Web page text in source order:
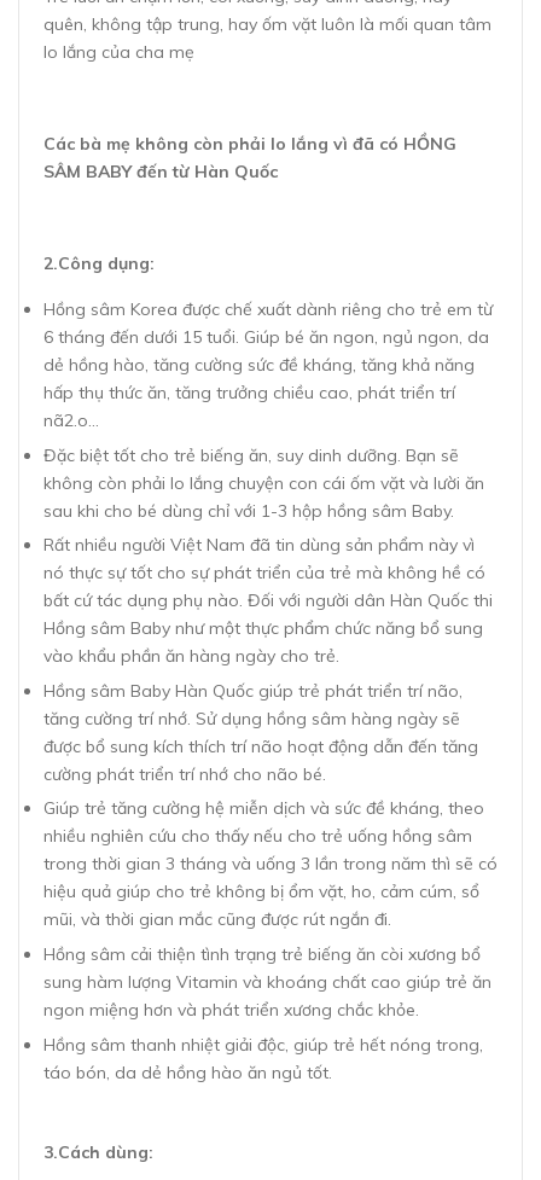
quên, không tập trung, hay ốm vặt luôn là mối quan tâm
lo lắng của cha mẹ
Các bà mẹ không còn phải lo lắng vì đã có HỒNG
SÂM BABY đến từ Hàn Quốc
2.Công dụng:
Hồng sâm Korea được chế xuất dành riêng cho trẻ em từ
6 tháng đến dưới 15 tuổi. Giúp bé ăn ngon, ngủ ngon, da
dẻ hồng hào, tăng cường sức đề kháng, tăng khả năng
hấp thụ thức ăn, tăng trưởng chiều cao, phát triển trí
nã2.o…
Đặc biệt tốt cho trẻ biếng ăn, suy dinh dưỡng. Bạn sẽ
không còn phải lo lắng chuyện con cái ốm vặt và lười ăn
sau khi cho bé dùng chỉ với 1-3 hộp hồng sâm Baby.
Rất nhiều người Việt Nam đã tin dùng sản phẩm này vì
nó thực sự tốt cho sự phát triển của trẻ mà không hề có
bất cứ tác dụng phụ nào. Đối với người dân Hàn Quốc thi
Hồng sâm Baby như một thực phẩm chức năng bổ sung
vào khẩu phần ăn hàng ngày cho trẻ.
Hồng sâm Baby Hàn Quốc giúp trẻ phát triển trí não,
tăng cường trí nhớ. Sử dụng hồng sâm hàng ngày sẽ
được bổ sung kích thích trí não hoạt động dẫn đến tăng
cường phát triển trí nhớ cho não bé.
Giúp trẻ tăng cường hệ miễn dịch và sức đề kháng, theo
nhiều nghiên cứu cho thấy nếu cho trẻ uống hồng sâm
trong thời gian 3 tháng và uống 3 lần trong năm thì sẽ có
hiệu quả giúp cho trẻ không bị ổm vặt, ho, cảm cúm, sổ
mũi, và thời gian mắc cũng được rút ngắn đi.
Hồng sâm cải thiện tình trạng trẻ biếng ăn còi xương bổ
sung hàm lượng Vitamin và khoáng chất cao giúp trẻ ăn
ngon miệng hơn và phát triển xương chắc khỏe.
Hồng sâm thanh nhiệt giải độc, giúp trẻ hết nóng trong,
táo bón, da dẻ hồng hào ăn ngủ tốt.
3.Cách dùng: